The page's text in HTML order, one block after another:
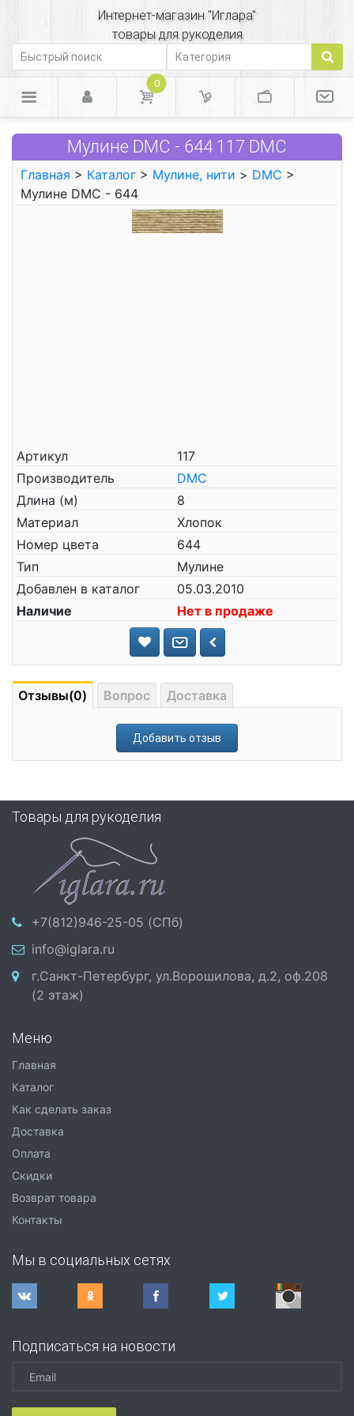
Интернет-магазин "Иглара"
товары для рукоделия
0
Мулине DMC - 644 117 DMC
Главная > Каталог > Мулине, нити > DMC >
Мулине DMC - 644
Артикул
117
Производитель
DMC
Длина (м)
8
Материал
Хлопок
Номер цвета
644
Тип
Мулине
Добавлен в каталог
05.03.2010
Наличие
Нет в продаже
Отзывы(0) Вопрос Доставка
Добавить отзыв
Товары для рукоделия
+7(812)946-25-05 (СПб)
info@iglara.ru
г.Санкт-Петербург, ул.Ворошилова, д.2, оф.208
(2 этаж)
Меню
Главная
Каталог
Как сделать заказ
Доставка
Оплата
Скидки
Возврат товара
Контакты
Мы в социальных сетях
Подписаться на новости